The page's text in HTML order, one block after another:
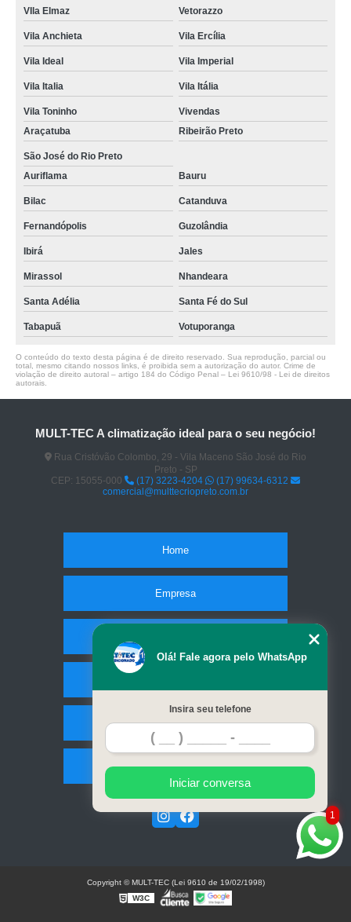
VIla Elmaz Vetorazzo
Vila Anchieta Vila Ercília
Vila Ideal Vila Imperial
Vila Italia Vila Itália
Vila Toninho
Vivendas
Araçatuba
Ribeirão Preto
São José do Rio Preto
Auriflama
Bauru
Bilac Catanduva
Fernandópolis Guzolândia
Ibirá Jales
Mirassol Nhandeara
Santa Adélia Santa Fé do Sul
Tabapuã Votuporanga
O conteúdo do texto desta página é de direito reservado. Sua reprodução, parcial ou
total, mesmo citando nossos links, é proibida sem a autorização do autor. Crime de
violação de direito autoral – artigo 184 do Código Penal – Lei 9610/98 - Lei de direitos
autorais
MULT-TEC A climatização ideal para o seu negócio!
Rua Cristóvão Colombo, 29 - Vila Maceno São José do Rio
Preto - SP
CEP: 15055-000
(17) 3223-4204
(17) 99634-6312
comercial@multtecriopreto.com.br
Home
Empresa
Contato
Mapa do site
1
Olá! Fale agora pelo WhatsApp
Insira seu telefone
Iniciar conversa
Copyright © MULT-TEC (Lei 9610 de 19/02/1998)
W3C